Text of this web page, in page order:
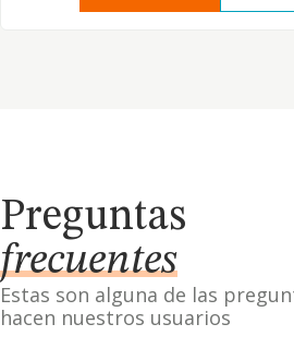
Preguntas
frecuentes
Estas son alguna de las
hacen nuestros usuarios